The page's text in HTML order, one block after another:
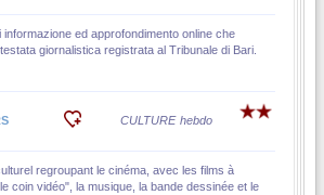
informazione ed approfondimento online che
giornalistica registrata al Tribunale di Bari.
CULTURE hebdo
regroupant le cinéma, avec les films à
coin vidéo", la musique, la bande dessinée et le